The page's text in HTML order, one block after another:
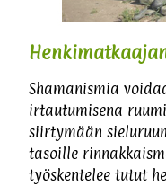
Shamanismia
irtautumisena
siirtymään
tasoille
työskentelee tutut